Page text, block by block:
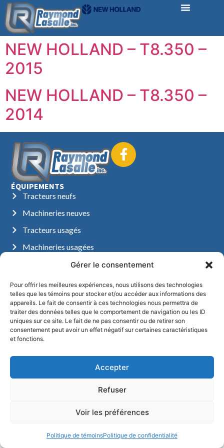
Gérer le consentement
Pour offrir les meilleures expériences, nous utilisons des technologies
telles que les témoins pour stocker et/ou accéder aux informations des
appareils. Le fait de consentir à ces technologies nous permettra de
traiter des données telles que le comportement de navigation ou les ID
uniques sur ce site. Le fait de ne pas consentir ou de retirer son
consentement peut avoir un effet négatif sur certaines caractéristiques
et fonctions.
Accepter
Refuser
Voir les préférences
Politique de témoinsPolitique de confidentialité
NEW HOLLAND – T8.350 –
2015
NEW HOLLAND – T8.350 –
2014
ÉQUIPEMENTS
Tracteurs neufs
Machineries neuves
Tracteurs usagés
Machineries usagées
888.756.2228
vente@raymondlasalle.com
NOUS TROUVER
1561, route 158
St-Thomas de Joliette